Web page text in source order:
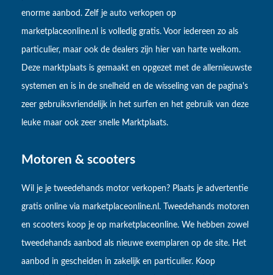
enorme aanbod. Zelf je auto verkopen op
marketplaceonline.nl is volledig gratis. Voor iedereen zo als
particulier, maar ook de dealers zijn hier van harte welkom.
Deze marktplaats is gemaakt en opgezet met de allernieuwste
systemen en is in de snelheid en de wisseling van de pagina's
zeer gebruiksvriendelijk in het surfen en het gebruik van deze
leuke maar ook zeer snelle Marktplaats.
Motoren & scooters
Wil je je tweedehands motor verkopen? Plaats je advertentie
gratis online via marketplaceonline.nl. Tweedehands motoren
en scooters koop je op marketplaceonline. We hebben zowel
tweedehands aanbod als nieuwe exemplaren op de site. Het
aanbod in gescheiden in zakelijk en particulier. Koop